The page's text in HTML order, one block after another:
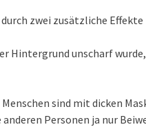
zwei zusätzliche
Hintergrund unscharf
sind mit dicken
Personen ja nur